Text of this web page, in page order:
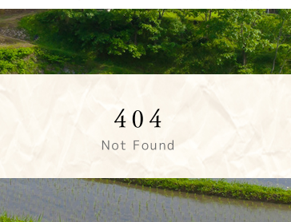
石川のお米
産地紹介
青果物生産履歴記帳運動
石川県市場等開催日程表
中古農機リスト
ＪＡオートいしかわ
各課紹介